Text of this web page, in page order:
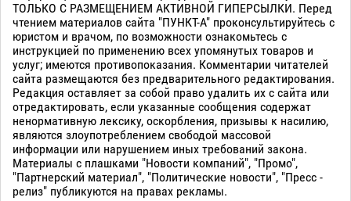
ТОЛЬКО С РАЗМЕЩЕНИЕМ АКТИВНОЙ ГИПЕРСЫЛКИ. Перед
чтением материалов сайта "ПУНКТ-А" проконсультируйтесь с
юристом и врачом, по возможности ознакомьтесь с
инструкцией по применению всех упомянутых товаров и
услуг; имеются противопоказания. Комментарии читателей
сайта размещаются без предварительного редактирования.
Редакция оставляет за собой право удалить их с сайта или
отредактировать, если указанные сообщения содержат
ненормативную лексику, оскорбления, призывы к насилию,
являются злоупотреблением свободой массовой
информации или нарушением иных требований закона.
Материалы с плашками "Новости компаний", "Промо",
"Партнерский материал", "Политические новости", "Пресс -
релиз" публикуются на правах рекламы.